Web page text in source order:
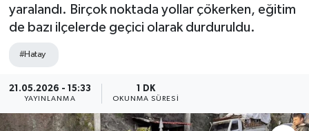
yaralandı. Birçok noktada yollar çökerken, eğitim
de bazı ilçelerde geçici olarak durduruldu.
#Hatay
21.05.2026 - 15:33
YAYINLANMA
1 DK
OKUNMA SÜRESI
GÜNDEM
Kilimli
Kozlu
Siyaset
Tüm Manşetler
Son Dakika Haberleri
Haber Arşivi